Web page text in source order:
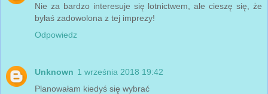
Nie za bardzo interesuje się lotnictwem, ale cieszę się, że
byłaś zadowolona z tej imprezy!
Odpowiedz
Unknown 1 września 2018 19:42
Planowałam kiedyś się wybrać